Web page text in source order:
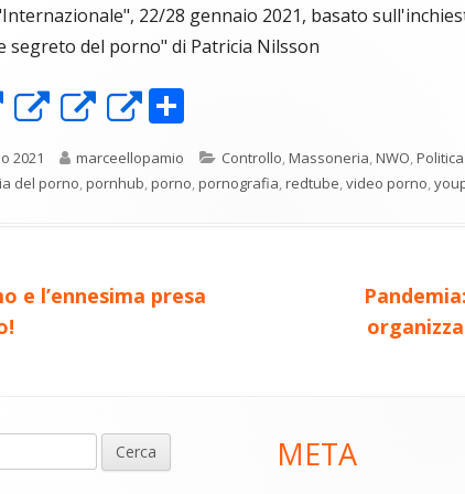
22/28 gennaio 2021, basato
segreto del porno" di Patricia Nilsson
Apre
in
una
Apre
in
una
Apre
una
Apre
una
o
n
di
2021 Autore
marceellopamio Categorie
Controllo,Massoneria,NWO,Politica
del porno,pornhub,porno,pornografia,redtube,video porno,
e l’ennesima presa
Nuovo
articolo:
META